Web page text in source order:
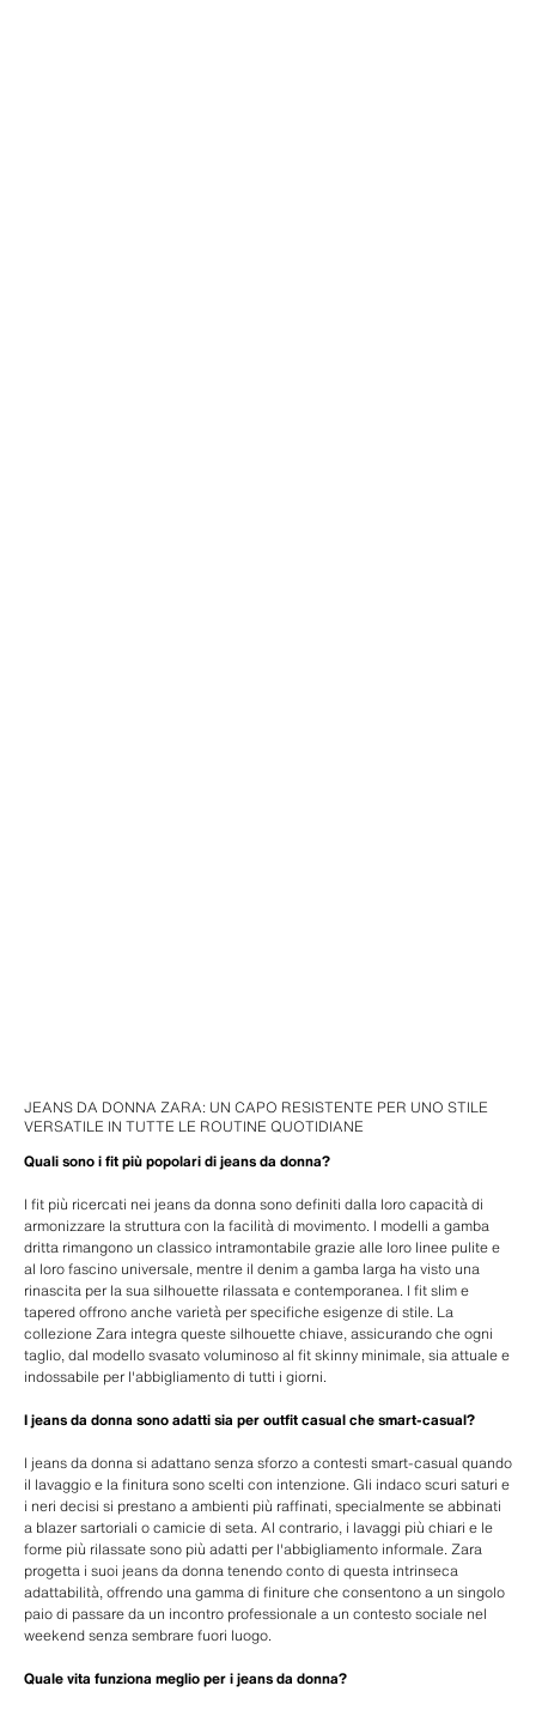
JEANS DA DONNA ZARA: UN CAPO RESISTENTE PER UNO STILE
VERSATILE IN TUTTE LE ROUTINE QUOTIDIANE
Quali sono i fit più popolari di jeans da donna?
I fit più ricercati nei jeans da donna sono definiti dalla loro capacità di
armonizzare la struttura con la facilità di movimento. I modelli a gamba
dritta rimangono un classico intramontabile grazie alle loro linee pulite e
al loro fascino universale, mentre il denim a gamba larga ha visto una
rinascita per la sua silhouette rilassata e contemporanea. I fit slim e
tapered offrono anche varietà per specifiche esigenze di stile. La
collezione Zara integra queste silhouette chiave, assicurando che ogni
taglio, dal modello svasato voluminoso al fit skinny minimale, sia attuale e
indossabile per l'abbigliamento di tutti i giorni.
I jeans da donna sono adatti sia per outfit casual che smart-casual?
I jeans da donna si adattano senza sforzo a contesti smart-casual quando
il lavaggio e la finitura sono scelti con intenzione. Gli indaco scuri saturi e
i neri decisi si prestano a ambienti più raffinati, specialmente se abbinati
a blazer sartoriali o camicie di seta. Al contrario, i lavaggi più chiari e le
forme più rilassate sono più adatti per l'abbigliamento informale. Zara
progetta i suoi jeans da donna tenendo conto di questa intrinseca
adattabilità, offrendo una gamma di finiture che consentono a un singolo
paio di passare da un incontro professionale a un contesto sociale nel
weekend senza sembrare fuori luogo.
Quale vita funziona meglio per i jeans da donna?